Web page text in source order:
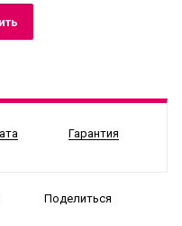
Гарантия
Поделиться